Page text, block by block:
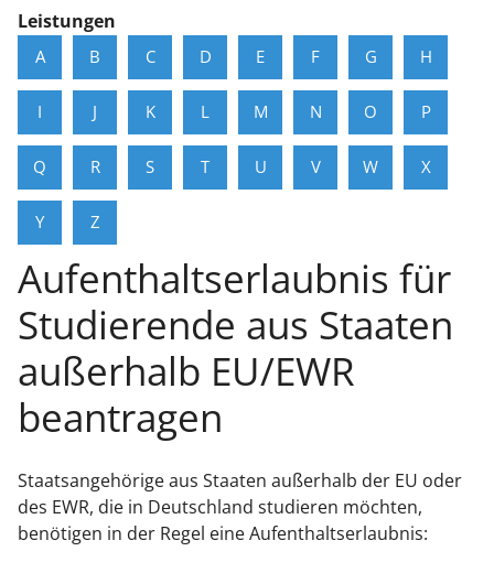
Leistungen
A B C D E F G H
I J K L M N O P
Q R S T U V W X
Y Z
Aufenthaltserlaubnis für
Studierende aus Staaten
außerhalb EU/EWR
beantragen
Staatsangehörige aus Staaten außerhalb der EU oder
des EWR, die in Deutschland studieren möchten,
benötigen in der Regel eine Aufenthaltserlaubnis: